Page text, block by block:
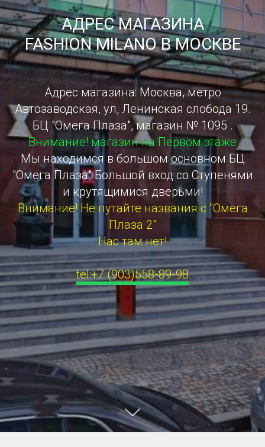
АДРЕС МАГАЗИНА
FASHION MILANO В МОСКВЕ
Адрес магазина: Москва, метро
Автозаводская, ул, Ленинская слобода 19.
БЦ "Омега Плаза", магазин № 1095 .
Внимание! магазин на Первом этаже
Мы находимся в большом основном БЦ
"Омега Плаза" Большой вход со Ступенями
и крутящимися дверьми!
Внимание! Не путайте названия с "Омега
Плаза 2"
Нас там нет!
tel:+7 (903)558-89-98